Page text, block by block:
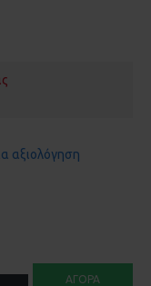
αξιολόγηση
ΑΓΟΡΆ